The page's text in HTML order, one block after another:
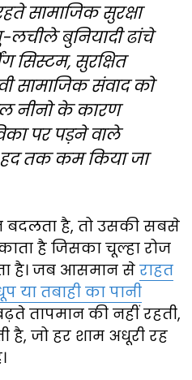
सामाजिक सुरक्षा
लचीले बुनियादी ढांचे
सिस्टम, सुरक्षित
सामाजिक संवाद को
नीनो के कारण
पर पड़ने वाले
हद तक कम किया जा
है, तो उसकी सबसे
है जिसका चूल्हा रोज
है। जब आसमान से राहत
या तबाही का पानी
तापमान की नहीं रहती,
है, जो हर शाम अधूरी रह